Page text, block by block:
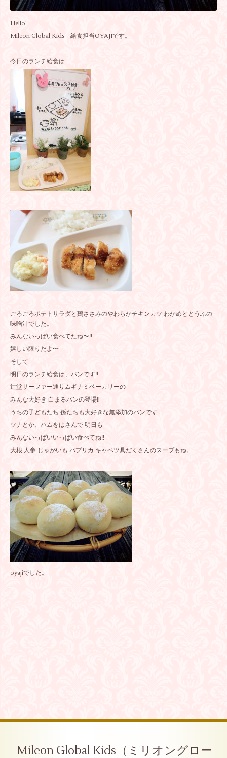
Hello!
Mileon Global Kids 給食担当OYAJIです。
今日のランチ給食は
ごろごろポテトサラダと鷄ささみのやわらかチキンカツ わかめととうふの
味噌汁でした。
みんないっぱい食べてたね〜‼️
嬉しい限りだよ〜
そして
明日のランチ給食は、パンです‼️
辻堂サーファー通りムギナミベーカリーの
みんな大好き 白まるパンの登場‼️
うちの子どもたち 孫たちも大好きな無添加のパンです
ツナとか、ハムをはさんで 明日も
みんないっぱいいっぱい食べてね‼️
大根 人参 じゃがいも パプリカ キャベツ具だくさんのスープもね。
oyajiでした。
Mileon Global Kids（ミリオングロー